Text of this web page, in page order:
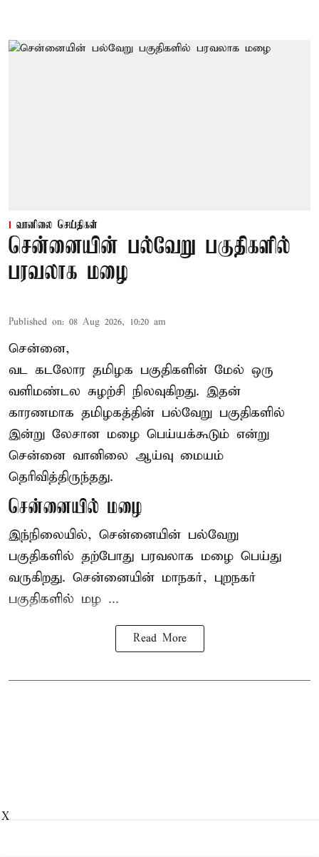
வானிலை செய்திகள்
சென்னையின் பல்வேறு பகுதிகளில்
பரவலாக மழை
Published on: 08 Aug 2026, 10:20 am
சென்னை,
வட கடலோர தமிழக பகுதிகளின் மேல் ஒரு
வளிமண்டல சுழற்சி நிலவுகிறது. இதன்
காரணமாக தமிழகத்தின் பல்வேறு பகுதிகளில்
இன்று லேசான மழை பெய்யக்கூடும் என்று
சென்னை வானிலை ஆய்வு மையம்
தெரிவித்திருந்தது.
சென்னையில் மழை
இந்நிலையில், சென்னையின் பல்வேறு
பகுதிகளில் தற்போது பரவலாக மழை பெய்து
வருகிறது. சென்னையின் மாநகர், புறநகர்
பகுதிகளில் மழ ...
Read More
X